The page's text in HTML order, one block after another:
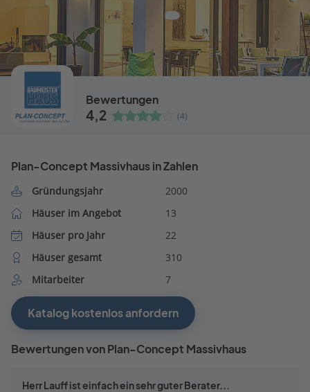
Bewertungen
4,2 (4)
Plan-Concept Massivhaus in Zahlen
Gründungsjahr
2000
Häuser im Angebot
13
Häuser pro Jahr
22
Häuser gesamt
310
Mitarbeiter
7
Katalog kostenlos anfordern
Bewertungen von Plan-Concept Massivhaus
Herr Lauff ist einfach ein sehr guter Berater...